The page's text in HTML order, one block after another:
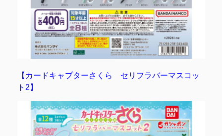
【カードキャプターさくら セリフラバーマスコッ
ト2】